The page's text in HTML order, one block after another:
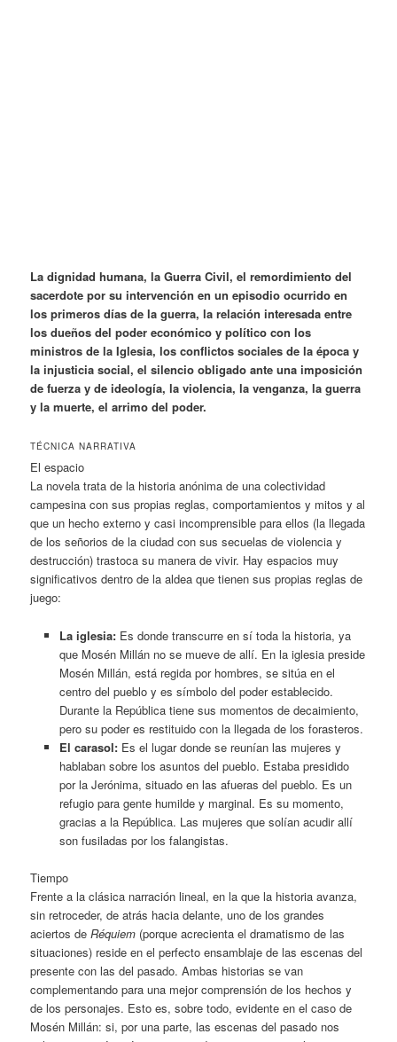
La dignidad humana, la Guerra Civil, el remordimiento del
sacerdote por su intervención en un episodio ocurrido en
los primeros días de la guerra, la relación interesada entre
los dueños del poder económico y político con los
ministros de la Iglesia, los conflictos sociales de la época y
la injusticia social, el silencio obligado ante una imposición
de fuerza y de ideología, la violencia, la venganza, la guerra
y lamuerte, el arrimo del poder.
TÉCNICA NARRATIVA
El espacio
La novela trata de la historia anónima de una colectividad
campesina con sus propias reglas, comportamientos y mitos y al
que un hecho externo y casi incomprensible para ellos (la llegada
de los señorios de la ciudad con sus secuelas de violencia y
destrucción) trastoca su manera de vivir. Hay espacios muy
significativos dentro de la aldea que tienen sus propias reglas de
juego:
La iglesia:Es donde transcurre en sí toda la historia, ya
que Mosén Millán no se mueve de allí. En la iglesia preside
Mosén Millán, está regida por hombres, se sitúa en el
centro del pueblo y es símbolo del poder establecido.
Durante la República tiene sus momentos de decaimiento,
pero su poder es restituido con la llegada de los forasteros.
El carasol:Es el lugar donde se reunían las mujeres y
hablaban sobre los asuntos del pueblo. Estaba presidido
por la Jerónima, situado en las afueras del pueblo. Es un
refugio para gente humilde y marginal. Es su momento,
gracias a la República. Las mujeres que solían acudir allí
son fusiladas por los falangistas.
Tiempo
Frente a la clásica narración lineal, en la que la historia avanza,
sin retroceder, de atrás hacia delante, uno de los grandes
aciertos deRéquiem (porque acrecienta el dramatismo de las
situaciones) reside en el perfecto ensamblaje de las escenas del
presente con las del pasado. Ambas historias se van
complementando para una mejor comprensión de los hechos y
de los personajes. Esto es, sobre todo, evidente en el caso de
Mosén Millán: si, por una parte, las escenas del pasado nos